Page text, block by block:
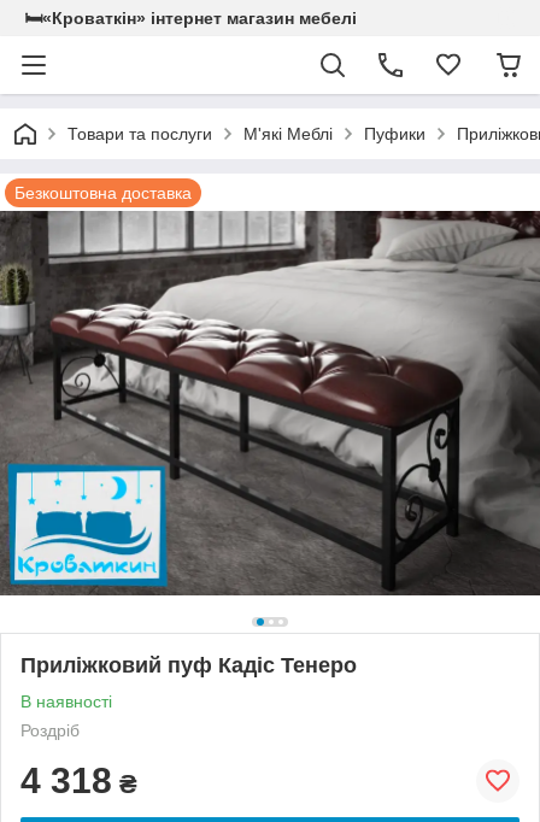
🛏«Кроваткiн» iнтернет магазин мебелi
Товари та послуги М'які Меблі Пуфики
Безкоштовна доставка
Приліжковий пуф Кадіс Тенеро
В наявності
Роздріб
4 318 ₴